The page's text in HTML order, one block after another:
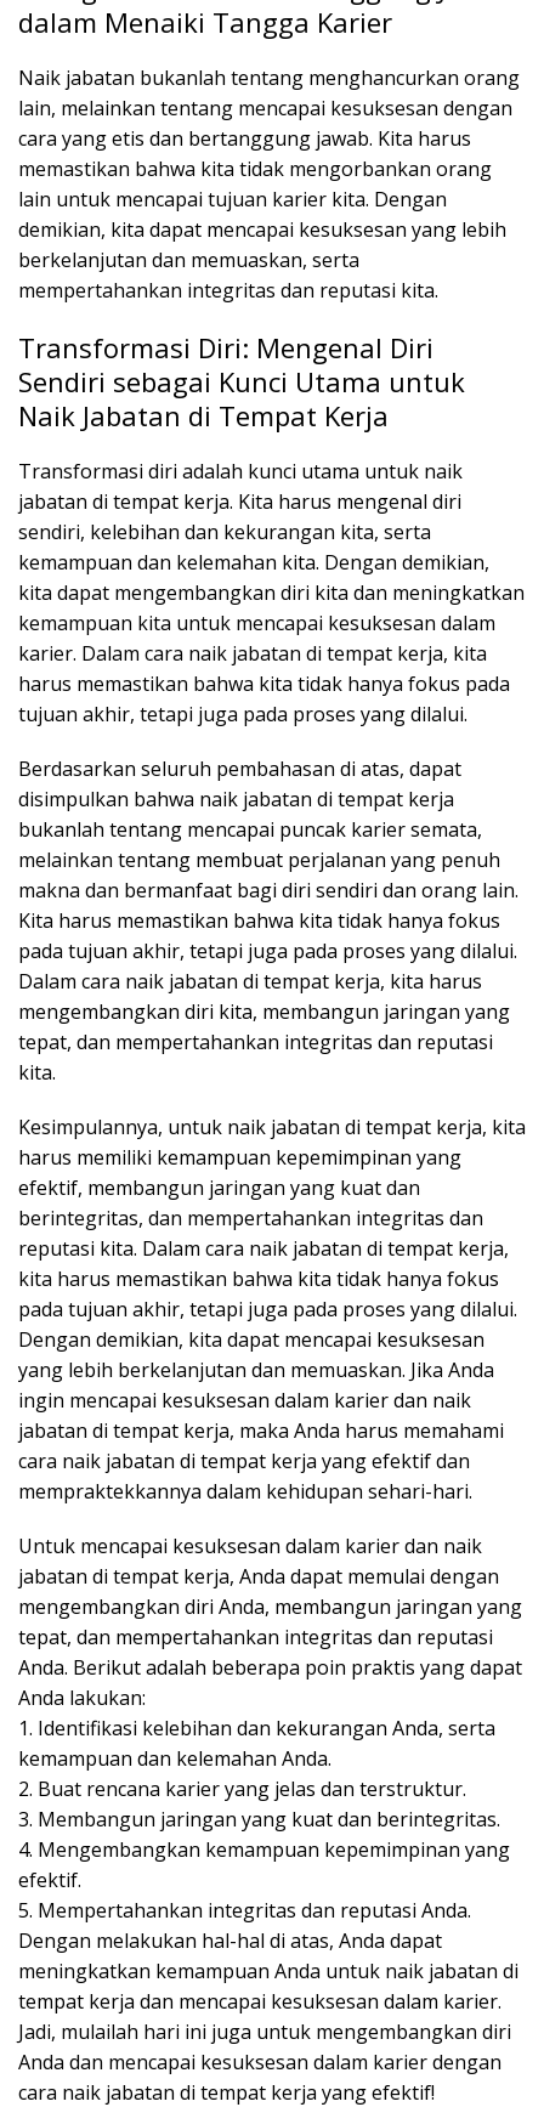
dalam Menaiki Tangga Karier
Naik jabatan bukanlah tentang menghancurkan orang
lain, melainkan tentang mencapai kesuksesan dengan
cara yang etis dan bertanggung jawab. Kita harus
memastikan bahwa kita tidak mengorbankan orang
lain untuk mencapai tujuan karier kita. Dengan
demikian, kita dapat mencapai kesuksesan yang lebih
berkelanjutan dan memuaskan, serta
mempertahankan integritas dan reputasi kita.
Transformasi Diri: Mengenal Diri
Sendiri sebagai Kunci Utama untuk
Naik Jabatan di Tempat Kerja
Transformasi diri adalah kunci utama untuk naik
jabatan di tempat kerja. Kita harus mengenal diri
sendiri, kelebihan dan kekurangan kita, serta
kemampuan dan kelemahan kita. Dengan demikian,
kita dapat mengembangkan diri kita dan meningkatkan
kemampuan kita untuk mencapai kesuksesan dalam
karier. Dalam cara naik jabatan di tempat kerja, kita
harus memastikan bahwa kita tidak hanya fokus pada
tujuan akhir, tetapi juga pada proses yang dilalui.
Berdasarkan seluruh pembahasan di atas, dapat
disimpulkan bahwa naik jabatan di tempat kerja
bukanlah tentang mencapai puncak karier semata,
melainkan tentang membuat perjalanan yang penuh
makna dan bermanfaat bagi diri sendiri dan orang lain.
Kita harus memastikan bahwa kita tidak hanya fokus
pada tujuan akhir, tetapi juga pada proses yang dilalui.
Dalam cara naik jabatan di tempat kerja, kita harus
mengembangkan diri kita, membangun jaringan yang
tepat, dan mempertahankan integritas dan reputasi
kita.
Kesimpulannya, untuk naik jabatan di tempat kerja, kita
harus memiliki kemampuan kepemimpinan yang
efektif, membangun jaringan yang kuat dan
berintegritas, dan mempertahankan integritas dan
reputasi kita. Dalam cara naik jabatan di tempat kerja,
kita harus memastikan bahwa kita tidak hanya fokus
pada tujuan akhir, tetapi juga pada proses yang dilalui.
Dengan demikian, kita dapat mencapai kesuksesan
yang lebih berkelanjutan dan memuaskan. Jika Anda
ingin mencapai kesuksesan dalam karier dan naik
jabatan di tempat kerja, maka Anda harus memahami
cara naik jabatan di tempat kerja yang efektif dan
mempraktekkannya dalam kehidupan sehari-hari.
Untuk mencapai kesuksesan dalam karier dan naik
jabatan di tempat kerja, Anda dapat memulai dengan
mengembangkan diri Anda, membangun jaringan yang
tepat, dan mempertahankan integritas dan reputasi
Anda. Berikut adalah beberapa poin praktis yang dapat
Anda lakukan:
1. Identifikasi kelebihan dan kekurangan Anda, serta
kemampuan dan kelemahan Anda.
2. Buat rencana karier yang jelas dan terstruktur.
3. Membangun jaringan yang kuat dan berintegritas.
4. Mengembangkan kemampuan kepemimpinan yang
efektif.
5. Mempertahankan integritas dan reputasi Anda.
Dengan melakukan hal-hal di atas, Anda dapat
meningkatkan kemampuan Anda untuk naik jabatan di
tempat kerja dan mencapai kesuksesan dalam karier.
Jadi, mulailah hari ini juga untuk mengembangkan diri
Anda dan mencapai kesuksesan dalam karier dengan
cara naik jabatan di tempat kerja yang efektif!